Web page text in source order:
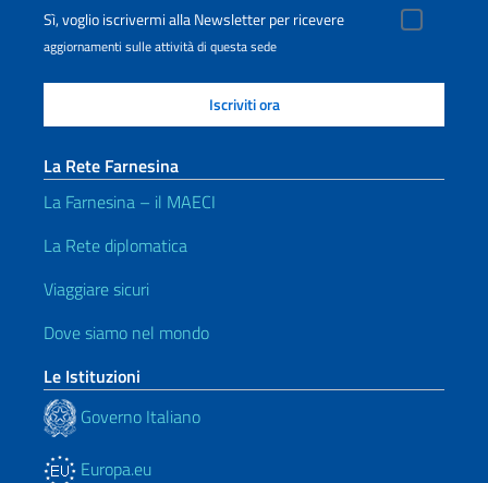
Sì, voglio iscrivermi alla Newsletter per ricevere
aggiornamenti sulle attività di questa sede
La Rete Farnesina
La Farnesina – il MAECI
La Rete diplomatica
Viaggiare sicuri
Dove siamo nel mondo
Le Istituzioni
Governo Italiano
Europa.eu